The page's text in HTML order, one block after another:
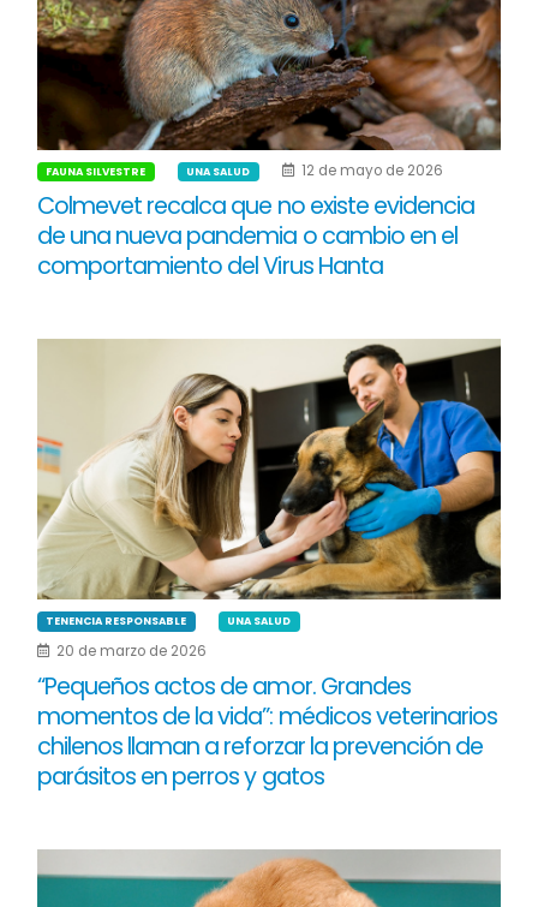
FAUNA SILVESTRE UNA SALUD 12 de mayo de 2026
Colmevet recalca que no existe evidencia
de una nueva pandemia o cambio en el
comportamiento del Virus Hanta
TENENCIA RESPONSABLE UNA SALUD
20 de marzo de 2026
“Pequeños actos de amor. Grandes
momentos de la vida”: médicos veterinarios
chilenos llaman a reforzar la prevención de
parásitos en perros y gatos